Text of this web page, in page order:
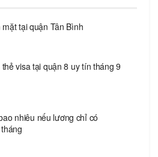
tại quận Tân Bình
visa tại quận 8 uy tín tháng 9
nhiêu nếu lương chỉ có